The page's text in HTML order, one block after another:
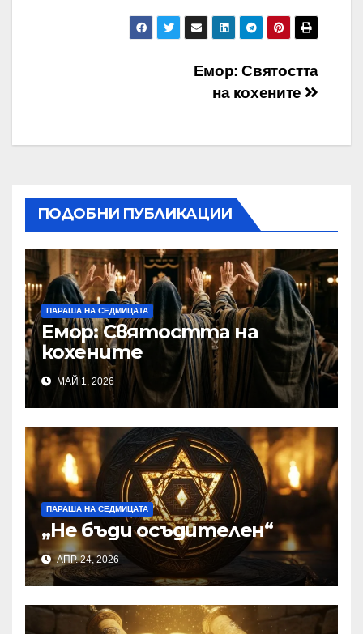
Емор: Святостта
на кохените
ПОДОБНИ ПУБЛИКАЦИИ
ПАРАША НА СЕДМИЦАТА
Емор: Святостта на
кохените
МАЙ 1, 2026
ПАРАША НА СЕДМИЦАТА
„Не бъди осъдителен“
АПР. 24, 2026